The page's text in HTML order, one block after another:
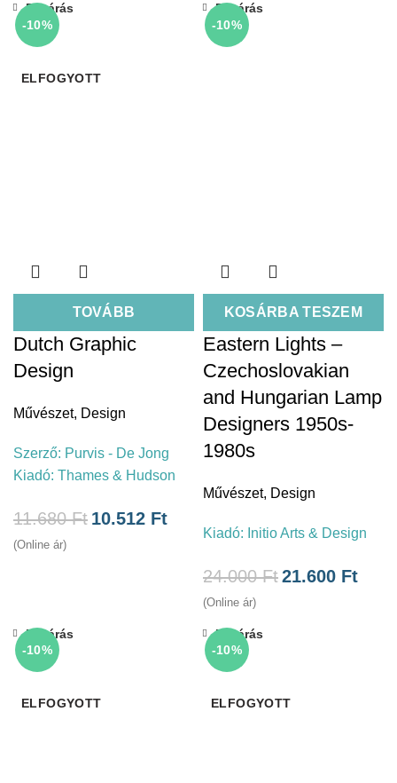
-10%
ELFOGYOTT
TOVÁBB
Bezárás
Dutch Graphic
Design
Művészet, Design
Szerző: Purvis - De Jong
Kiadó: Thames & Hudson
11.680Ft 10.512 Ft
(Online ár)
-10%
KOSÁRBA TESZEM
Bezárás
Eastern Lights –
Czechoslovakian
and Hungarian Lamp
Designers 1950s-
1980s
Művészet, Design
Kiadó: Initio Arts & Design
24.000Ft21.600 Ft
(Online ár)
-10%
ELFOGYOTT
Bezárás
-10%
ELFOGYOTT
Bezárás